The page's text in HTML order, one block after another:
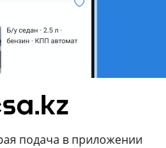
подача в приложении
авторазбор.
тщательно отбираем
и грузим их в контейнеры для
зона, 164а